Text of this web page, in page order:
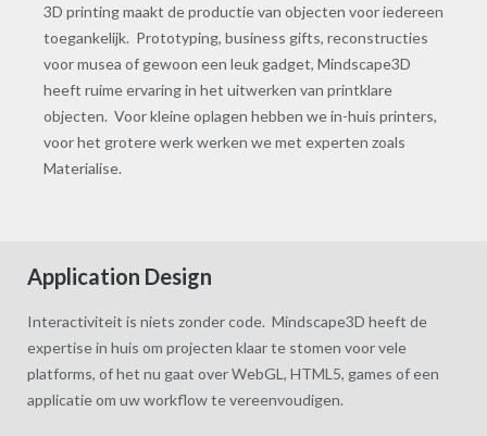
3D printing maakt de productie van objecten voor iedereen
toegankelijk. Prototyping, business gifts, reconstructies
voor musea of gewoon een leuk gadget, Mindscape3D
heeft ruime ervaring in het uitwerken van printklare
objecten. Voor kleine oplagen hebben we in-huis printers,
voor het grotere werk werken we met experten zoals
Materialise.
Application Design
Interactiviteit is niets zonder code. Mindscape3D heeft de
expertise in huis om projecten klaar te stomen voor vele
platforms, of het nu gaat over WebGL, HTML5, games of een
applicatie om uw workflow te vereenvoudigen.